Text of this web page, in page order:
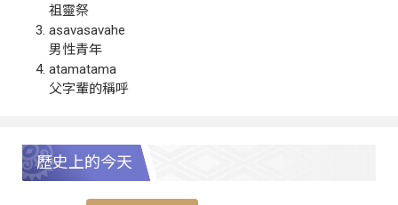
祖靈祭
asavasavahe
男性青年
atamatama
父字輩的稱呼
歷史上的今天